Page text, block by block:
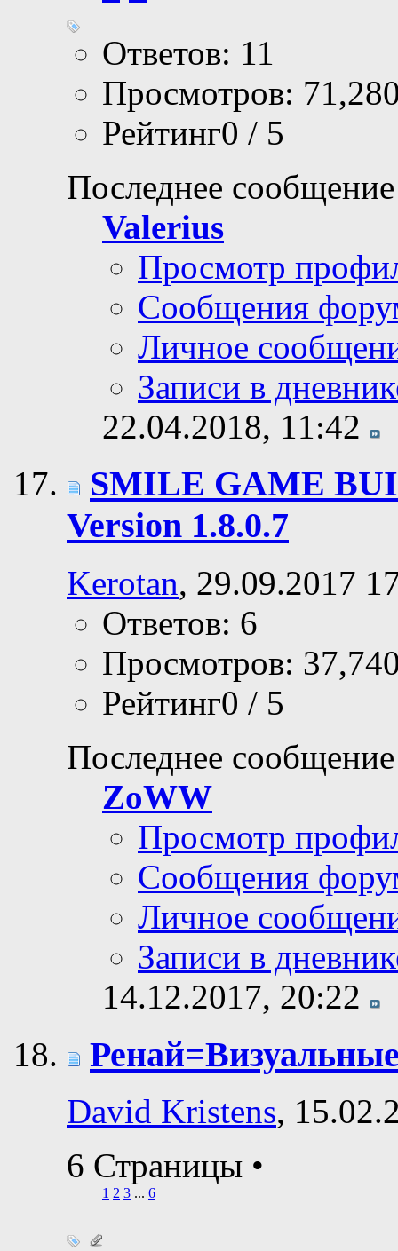
Ответов: 11
Просмотров:
Рейтинг0 / 5
Последнее
Valerius
Просмотр
Сообщения
Личное
Записи в
22.04.2018, 11:42
SMILE GAME
Version 1.8.0.7
Kerotan, 29.09.2017
Ответов: 6
Просмотров:
Рейтинг0 / 5
Последнее
ZoWW
Просмотр
Сообщения
Личное
Записи в
14.12.2017, 20:22
David Kristens,
6 Страницы •
1 2 3 ... 6